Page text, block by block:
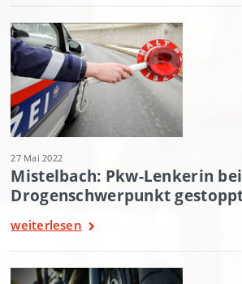
27 Mai 2022
Mistelbach: Pkw-Lenkerin bei
Drogenschwerpunkt
weiterlesen